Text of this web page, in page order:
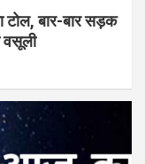
बार-बार सड़क
वसूली